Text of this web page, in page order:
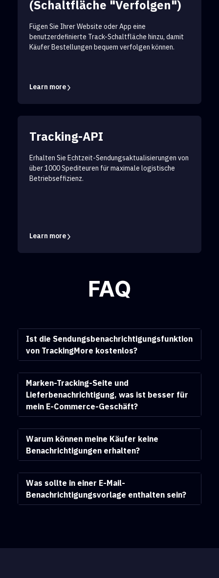
(Schaltfläche "Verfolgen")
Fügen Sie Ihrer Website oder App eine
benutzerdefinierte Track-Schaltfläche hinzu, damit
Käufer Bestellungen bequem verfolgen können.
Learn more
Tracking-API
Erhalten Sie Echtzeit-Sendungsaktualisierungen von
über 1000 Spediteuren für maximale logistische
Betriebseffizienz.
Learn more
FAQ
Ist die Sendungsbenachrichtigungsfunktion
von TrackingMore kostenlos?
Marken-Tracking-Seite und
Lieferbenachrichtigung, was ist besser für
mein E-Commerce-Geschäft?
Warum können meine Käufer keine
Benachrichtigungen erhalten?
Was sollte in einer E-Mail-
Benachrichtigungsvorlage enthalten sein?